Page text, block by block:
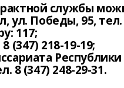
службы
ул. Победы, 95, тел.
117;
(347) 218-19-19;
8 (347) 248-29-31.